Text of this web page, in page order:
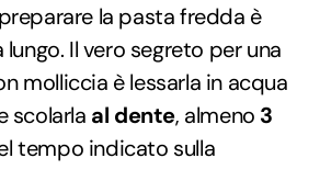
la pasta fredda è
Il vero segreto per una
molliccia è lessarla in acqua
scolarla al dente, almeno 3
tempo indicato sulla